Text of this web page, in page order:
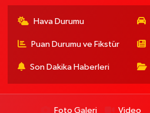
Hava Durumu
Puan Durumu ve Fikstür
Son Dakika Haberleri
Foto Galeri Video